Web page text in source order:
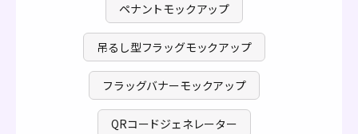
ペナントモックアップ
吊るし型フラッグモックアップ
フラッグバナーモックアップ
QRコードジェネレーター